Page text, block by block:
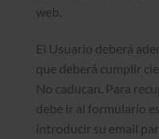
web.
El Usuario deberá
que deberá cumplir
No caducan. Para
debe ir al formulario
introducir su email